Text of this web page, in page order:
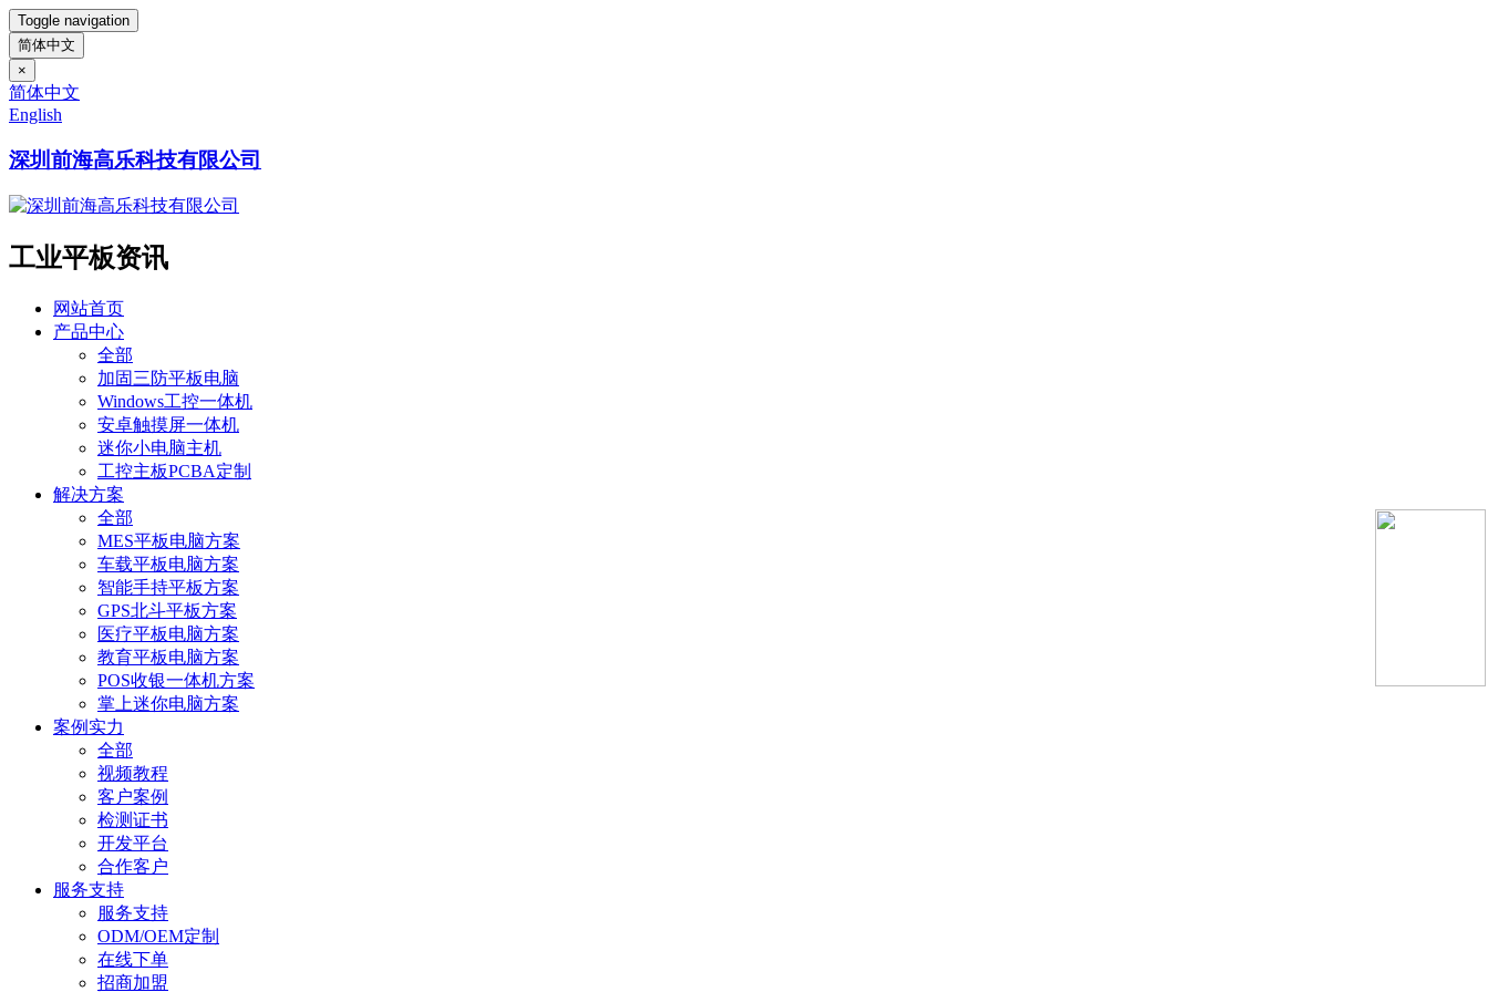
Toggle navigation
简体中文
×
简体中文
English
深圳前海高乐科技有限公司
工业平板资讯
网站首页
产品中心
全部
加固三防平板电脑
Windows工控一体机
安卓触摸屏一体机
迷你小电脑主机
工控主板PCBA定制
解决方案
全部
MES平板电脑方案
车载平板电脑方案
智能手持平板方案
GPS北斗平板方案
医疗平板电脑方案
教育平板电脑方案
POS收银一体机方案
掌上迷你电脑方案
案例实力
全部
视频教程
客户案例
检测证书
开发平台
合作客户
服务支持
服务支持
ODM/OEM定制
在线下单
招商加盟